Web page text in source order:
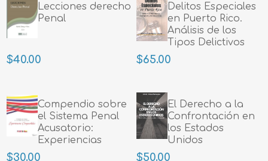
Lecciones derecho
Penal
$40.00
Delitos Especiales
en Puerto Rico.
Análisis de los
Tipos Delictivos
Interrogatorios
$65.00
Compendio sobre
el Sistema Penal
Acusatorio:
Experiencias
Compartidas
$30.00
El Derecho a la
Confrontación en
los Estados
Unidos
$50.00